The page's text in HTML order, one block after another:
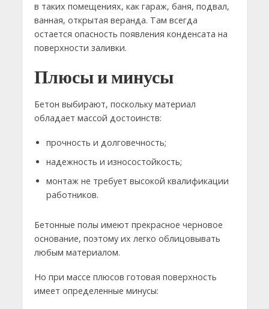
в таких помещениях, как гараж, баня, подвал,
ванная, открытая веранда. Там всегда
остается опасность появления конденсата на
поверхности заливки.
Плюсы и минусы
Бетон выбирают, поскольку материал
обладает массой достоинств:
прочность и долговечность;
надежность и износостойкость;
монтаж не требует высокой квалификации
работников.
Бетонные полы имеют прекрасное черновое
основание, поэтому их легко облицовывать
любым материалом.
Но при массе плюсов готовая поверхность
имеет определенные минусы: